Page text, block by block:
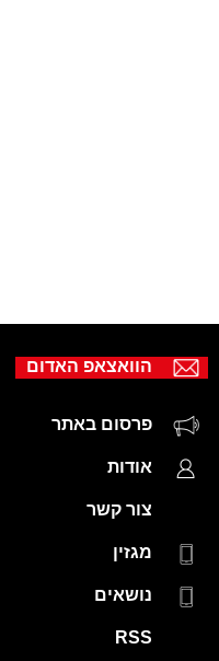
הוואצאפ האדום
פרסום באתר
אודות
צור קשר
מגזין
נושאים
RSS